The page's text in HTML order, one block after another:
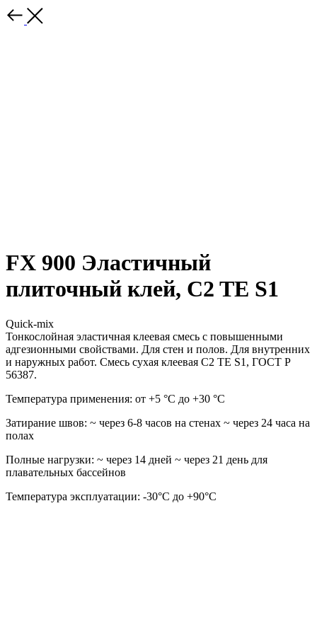
FX 900 Эластичный
плиточный клей, C2 TE S1
Quick-mix
Тонкослойная эластичная клеевая смесь с повышенными
адгезионными свойствами. Для стен и полов. Для внутренних
и наружных работ. Смесь сухая клеевая С2 ТЕ S1, ГОСТ Р
56387.
Температура применения: от +5 °С до +30 °С
Затирание швов: ~ через 6-8 часов на стенах ~ через 24 часа на
полах
Полные нагрузки: ~ через 14 дней ~ через 21 день для
плавательных бассейнов
Температура эксплуатации: -30°C до +90°C